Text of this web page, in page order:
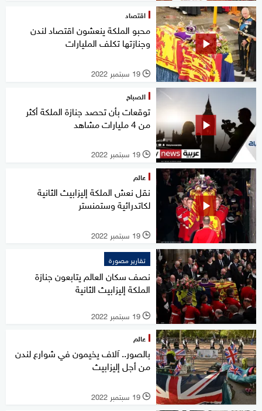
اقتصاد
محبو الملكة ينعشون اقتصاد لندن
وجنازتها تكلف المليارات
l 19 سبتمبر 2022
الصباح
توقعات بأن تحصد جنازة الملكة أكثر
من 4 مليارات مشاهد
l 19 سبتمبر 2022
عالم
نقل نعش الملكة إليزابيث الثانية
لكاتدرائية وستمنستر
l 19 سبتمبر 2022
تقارير مصورة
نصف سكان العالم يتابعون جنازة
الملكة إليزابيث الثانية
l 19 سبتمبر 2022
عالم
بالصور.. آلاف يخيمون في شوارع لندن
من أجل إليزابيث
l 19 سبتمبر 2022